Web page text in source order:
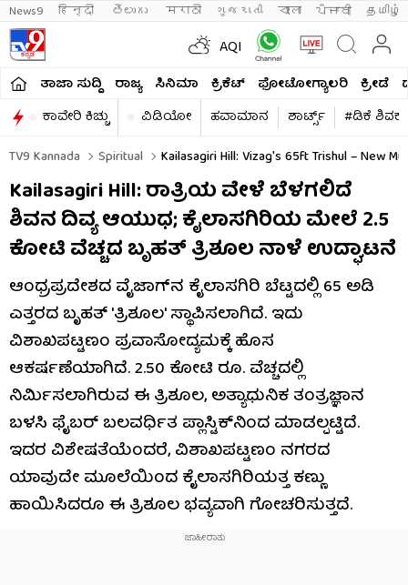
News9 हिन्दी తెలుగు मराठी ગુજરાતી বাংলা ਪੰਜਾਬੀ தமிழ்
AQI
ತಾಜಾ ಸುದ್ದಿ ರಾಜ್ಯ ಸಿನಿಮಾ ಕ್ರಿಕೆಟ್​ ಫೋಟೋಗ್ಯಾಲರಿ ಕ್ರೀಡೆ
ಕಾವೇರಿ ಕಿಚ್ಚು
ವಿಡಿಯೋ ಹವಾಮಾನ ಶಾರ್ಟ್ಸ್​
#ಡಿಕೆ
TV9 Kannada
Spiritual Kailasagiri Hill: Vizag's 65ft Trishul – New
Kailasagiri Hill: ರಾತ್ರಿಯ ವೇಳೆ ಬೆಳಗಲಿದೆ
ಶಿವನ ದಿವ್ಯ ಆಯುಧ; ಕೈಲಾಸಗಿರಿಯ ಮೇಲೆ 2.5
ಕೋಟಿ ವೆಚ್ಚದ ಬೃಹತ್ ತ್ರಿಶೂಲ ನಾಳೆ ಉದ್ಘಾಟನೆ
ಆಂಧ್ರಪ್ರದೇಶದ ವೈಜಾಗ್‌ನ ಕೈಲಾಸಗಿರಿ ಬೆಟ್ಟದಲ್ಲಿ 65 ಅಡಿ
ಎತ್ತರದ ಬೃಹತ್ 'ತ್ರಿಶೂಲ' ಸ್ಥಾಪಿಸಲಾಗಿದೆ. ಇದು
ವಿಶಾಖಪಟ್ಟಣಂ ಪ್ರವಾಸೋದ್ಯಮಕ್ಕೆ ಹೊಸ
ಆಕರ್ಷಣೆಯಾಗಿದೆ. 2.50 ಕೋಟಿ ರೂ. ವೆಚ್ಚದಲ್ಲಿ
ನಿರ್ಮಿಸಲಾಗಿರುವ ಈ ತ್ರಿಶೂಲ, ಅತ್ಯಾಧುನಿಕ ತಂತ್ರಜ್ಞಾನ
ಬಳಸಿ ಫೈಬರ್ ಬಲವರ್ಧಿತ ಪ್ಲಾಸ್ಟಿಕ್‌ನಿಂದ ಮಾಡಲ್ಪಟ್ಟಿದೆ.
ಇದರ ವಿಶೇಷತೆಯೆಂದರೆ, ವಿಶಾಖಪಟ್ಟಣಂ ನಗರದ
ಯಾವುದೇ ಮೂಲೆಯಿಂದ ಕೈಲಾಸಗಿರಿಯತ್ತ ಕಣ್ಣು
ಹಾಯಿಸಿದರೂ ಈ ತ್ರಿಶೂಲ ಭವ್ಯವಾಗಿ ಗೋಚರಿಸುತ್ತದೆ.